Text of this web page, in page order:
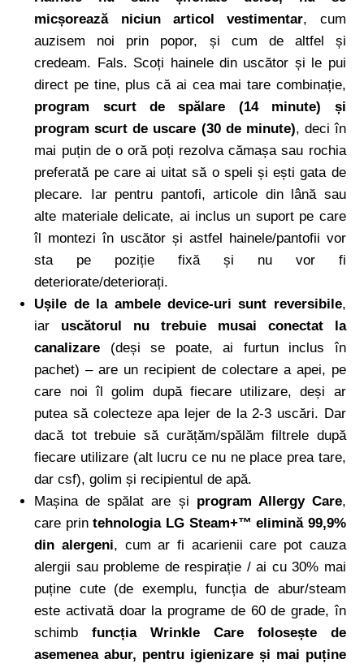
micșorează niciun articol vestimentar, cum
auzisem noi prin popor, și cum de altfel și
credeam. Fals. Scoți hainele din uscător și le pui
direct pe tine, plus că ai cea mai tare combinație,
program scurt de spălare (14 minute) și
program scurt de uscare (30 de minute), deci în
mai puțin de o oră poți rezolva cămașa sau rochia
preferată pe care ai uitat să o speli și ești gata de
plecare. Iar pentru pantofi, articole din lână sau
alte materiale delicate, ai inclus un suport pe care
îl montezi în uscător și astfel hainele/pantofii vor
sta pe poziție fixă și nu vor fi
deteriorate/deteriorați.
Ușile de la ambele device-uri sunt reversibile,
iar uscătorul nu trebuie musai conectat la
canalizare (deși se poate, ai furtun inclus în
pachet) – are un recipient de colectare a apei, pe
care noi îl golim după fiecare utilizare, deși ar
putea să colecteze apa lejer de la 2-3 uscări. Dar
dacă tot trebuie să curățăm/spălăm filtrele după
fiecare utilizare (alt lucru ce nu ne place prea tare,
dar csf), golim și recipientul de apă.
Mașina de spălat are și program Allergy Care,
care printehnologia LG Steam+™ elimină 99,9%
din alergeni, cum ar fi acarienii care pot cauza
alergii sau probleme de respirație / ai cu 30% mai
puține cute (de exemplu, funcția de abur/steam
este activată doar la programe de 60 de grade, în
schimbfuncția Wrinkle Care folosește de
asemenea abur, pentru igienizare și mai puține